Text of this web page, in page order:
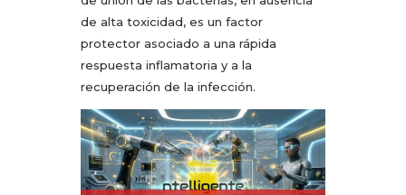
de alta toxicidad, es un factor
protector asociado a una rápida
respuesta inflamatoria y a la
recuperación de la infección.